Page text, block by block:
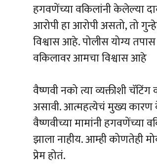
हगवणेंच्या वकिलांनी केलेल्या
आरोपी हा आरोपी असतो, तो
विश्वास आहे. पोलीस योग्य
वकिलावर आमचा विश्वास आहे
वैष्णवी नको त्या व्यक्तीशी
असावी. आत्महत्येचं मुख्य कारण
वैष्णवीच्या मामांनी हगवणेंच्या
झाला नाहीय. आम्ही कोणतेही
प्रेम होतं.